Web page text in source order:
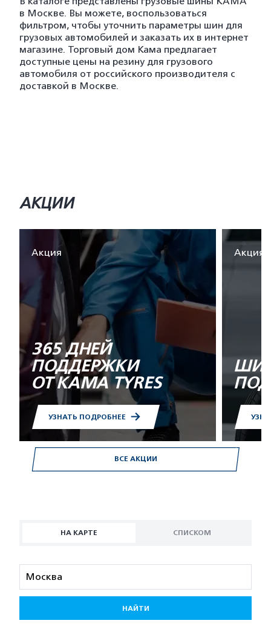
в Москве. Вы можете, воспользоваться
фильтром, чтобы уточнить параметры шин для
грузовых автомобилей и заказать их в интернет
магазине. Торговый дом Кама предлагает
доступные цены на резину для грузового
автомобиля от российского производителя с
доставкой в Москве.
ВСЕ АКЦИИ
АКЦИИ
Акция
365 ДНЕЙ
ПОДДЕРЖКИ
ОТ KAMA TYRES
УЗНАТЬ ПОДРОБНЕЕ
Акция
НА КАРТЕ СПИСКОМ
НАЙТИ